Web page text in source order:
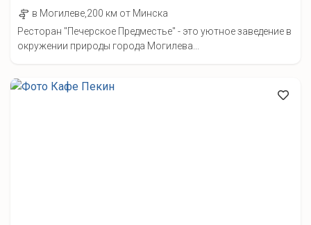
в Могилеве,200 км от Минска
Ресторан "Печерское Предместье" - это уютное заведение в
окружении природы города Могилева...